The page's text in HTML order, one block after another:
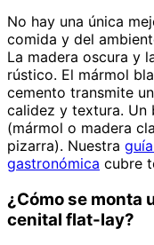
No hay una única
comida y del
La madera oscura y
rústico. El mármol
cemento transmite
calidez y textura. Un
(mármol o madera
pizarra). Nuestra
gastronómica cubre
¿Cómo se monta
cenital flat-lay?